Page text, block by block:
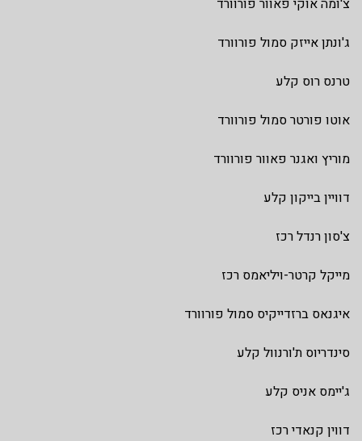
צ'ומה אוקי פאוור פורוורד
ג'ונתן אייזק סמול פורוורד
טרנס רוס קלע
אוטו פורטר סמול פורוורד
מוריץ ואגנר פאוור פורוורד
דוויין בייקון קלע
צ'סון רנדל רכז
מייקל קרטר-ויליאמס רכז
איגנאס ברזדייקיס סמול פורוורד
סינדריוס ת'ורנוול קלע
ג'יימס אניס קלע
דווין קנאדי רכז